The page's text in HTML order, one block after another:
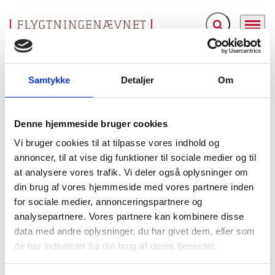
Samtykke Detaljer Om
Denne hjemmeside bruger cookies
Vi bruger cookies til at tilpasse vores indhold og
annoncer, til at vise dig funktioner til sociale medier og til
at analysere vores trafik. Vi deler også oplysninger om
din brug af vores hjemmeside med vores partnere inden
for sociale medier, annonceringspartnere og
analysepartnere. Vores partnere kan kombinere disse
data med andre oplysninger, du har givet dem, eller som
de har indsamlet fra din brug af deres tjenester.
Gå til forsiden Fold søgefelt ud
Menu
Freedom in the World 2011 – Sri Lanka
10.08.2011 Bilag 406Freedom HouseSri Lanka (I)
Indeholder oplysninger om de generelle politiske,
sikkerhedsmæssige og menneskeretlige forhold, herunder
om præsident- og parlamentsvalget i januar 2010.
Videre oplysninger omytrings-,presse-, religions-
forenings-ogforsamlingsfrihed. Endvidere oplysninger
omarbitrære anholdelser og tilbageholdelser,
forsvindingersamt anvendelse aftortur. Desuden
oplysninger om forholdene foretniskeogreligiøse